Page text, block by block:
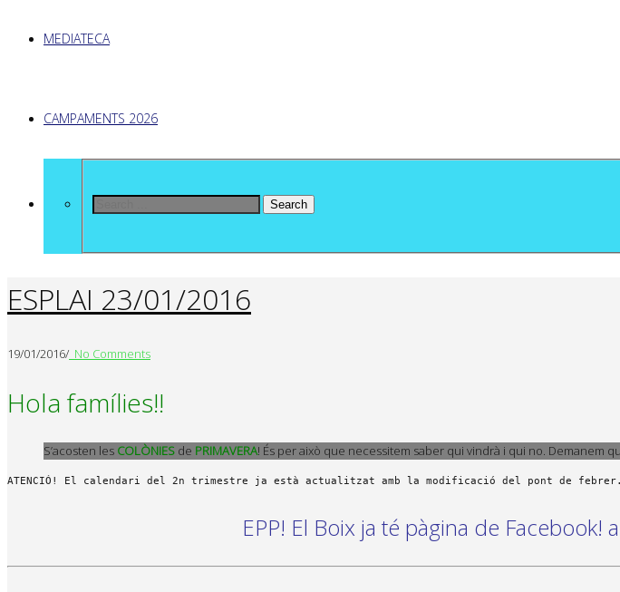
MEDIATECA
CAMPAMENTS 2026
Search
ESPLAI 23/01/2016
19/01/2016/ No Comments
Hola famílies!!
S’acosten les COLÒNIES de PRIMAVERA! És per això que necessitem saber qui vindrà i qui no. Demanem
EPP! El Boix ja té pàgina de Facebook!